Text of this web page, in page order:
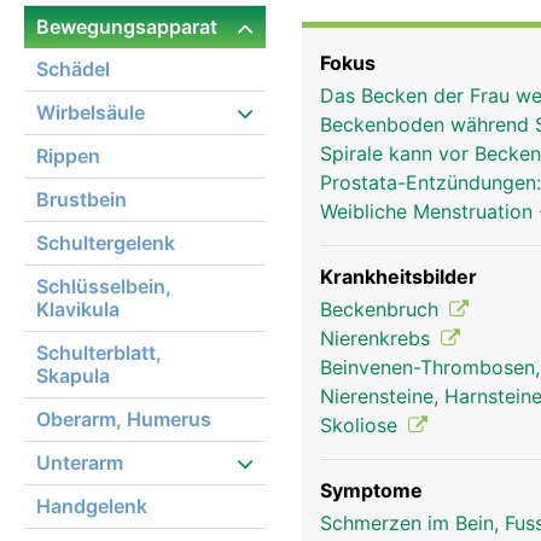
Bewegungsapparat
Schädel
Wirbelsäule
Rippen
Brustbein
Schultergelenk
Schlüsselbein,
Klavikula
Schulterblatt,
Skapula
Oberarm, Humerus
Unterarm
Handgelenk
Bänder und Muskeln
Festigkeit und Stabilität
Hüftgelenk mit dem
ausserdem die
Frauen haben im
Beckenausgang um
Fokus
Das Becken der Frau
Beckenboden während
Spirale kann vor
Prostata-
Weibliche
Krankheitsbilder
Beckenbruch
Nierenkrebs
Beinvenen-
Nierensteine,
Skoliose
Symptome
Schmerzen im Bein,